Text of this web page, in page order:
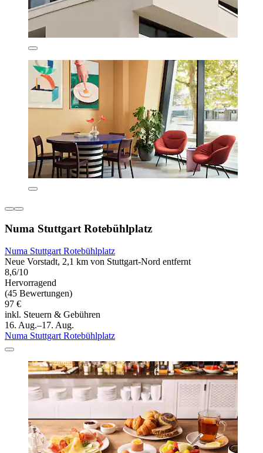
Numa Stuttgart Rotebühlplatz
Numa Stuttgart Rotebühlplatz
Neue Vorstadt, 2,1 km von Stuttgart-Nord entfernt
8,6/10
Hervorragend
(45 Bewertungen)
97 €
inkl. Steuern & Gebühren
16. Aug.–17. Aug.
Numa Stuttgart Rotebühlplatz